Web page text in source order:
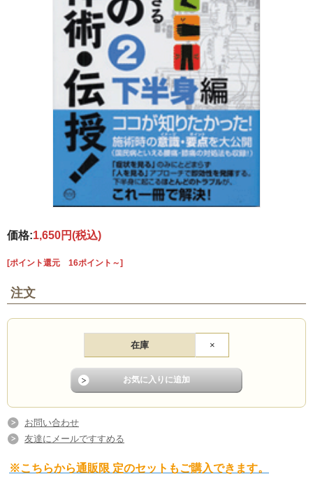
価格:1,650円(税込)
[ポイント還元 16ポイント～]
注文
在庫 ×
お問い合わせ
友達にメールですすめる
※こちらから通販限 定のセットもご購入できます。